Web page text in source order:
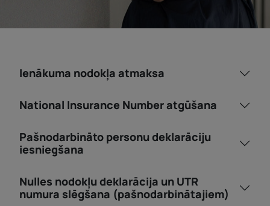
Ienākuma nodokļa atmaksa
National Insurance Number atgūšana
Pašnodarbināto personu deklarāciju
iesniegšana
Nulles nodokļu deklarācija un UTR
numura slēgšana (pašnodarbinātajiem)